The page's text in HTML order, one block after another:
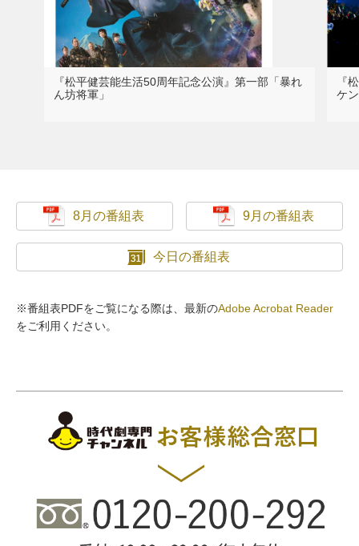
『松平健芸能生活50周年記念公演』第一部「暴れ
ん坊将軍」
『
ケ
8月の番組表 9月の番組表
今日の番組表
※番組表PDFをご覧になる際は、最新のAdobe Acrobat Reader
をご利用ください。